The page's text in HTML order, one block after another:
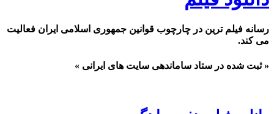
رسانه فیلم ترین در چارچوب قوانین جمهوری اسلامی ایران فعالیت
می کند.
« ثبت شده در ستاد ساماندهی سایت های ایرانی »